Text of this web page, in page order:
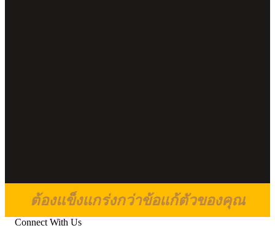
ต้องแข็งแกร่งกว่าข้อแก้ตัวของคุณ
Connect With Us